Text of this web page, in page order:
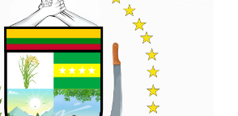
Anual - POA
Y REPORTES
y balances